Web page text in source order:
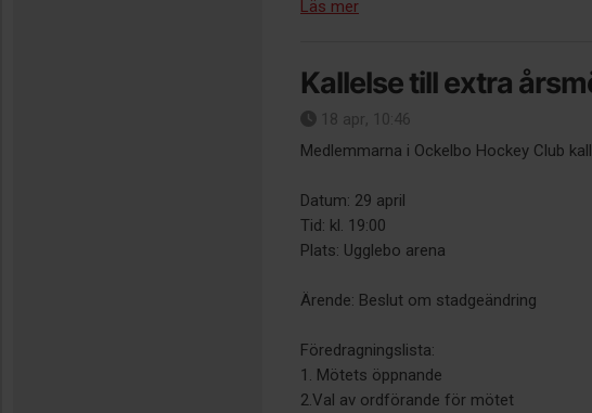
Läs mer
Kallelse till extra
18 apr, 10:46
Medlemmarna i Ockelbo Hockey Club
Datum: 29 april
Tid: kl. 19:00
Plats: Ugglebo arena
Ärende: Beslut om stadgeändring
Föredragningslista:
1. Mötets öppnande
2.Val av ordförande för mötet